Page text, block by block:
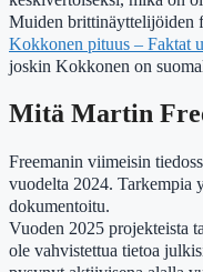
Muiden brittinäyttelijöiden
Kokkonen pituus – Faktat
joskin Kokkonen on
Mitä Martin
Freemanin viimeisin
vuodelta 2024. Tarkempia
dokumentoitu.
Vuoden 2025 projekteista
ole vahvistettua tietoa